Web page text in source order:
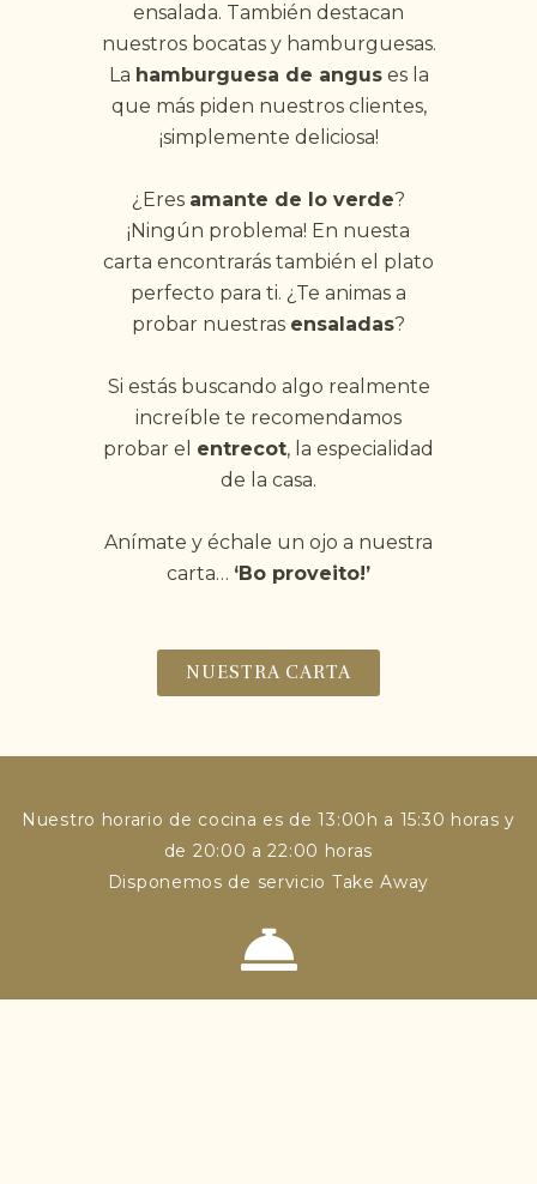
ensalada. También destacan
nuestros bocatas y hamburguesas.
La hamburguesa de anguses la
que más piden nuestros clientes,
¡simplemente deliciosa!
¿Eres amante de lo verde?
¡Ningún problema! En nuesta
carta encontrarás también el plato
perfecto para ti. ¿Te animas a
probar nuestras ensaladas?
Si estás buscando algo realmente
increíble te recomendamos
probar el entrecot, la especialidad
de la casa.
Anímate y échale un ojo a nuestra
carta… ‘Bo proveito!’
NUESTRA CARTA
Nuestro horario de cocina es de 13:00h a 15:30 horas y
de 20:00 a 22:00 horas
Disponemos de servicio Take Away